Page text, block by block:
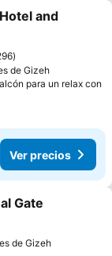
and
de Gizeh
para un relax con
Ver precios
Gate
de Gizeh